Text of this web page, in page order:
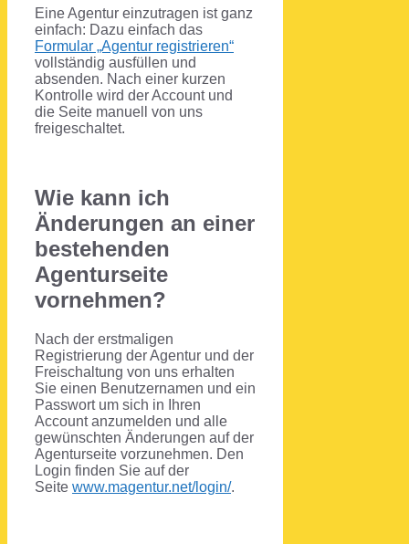
Eine Agentur einzutragen ist ganz
einfach: Dazu einfach das
Formular „Agentur registrieren“
vollständig ausfüllen und
absenden. Nach einer kurzen
Kontrolle wird der Account und
die Seite manuell von uns
freigeschaltet.
Wie kann ich
Änderungen an einer
bestehenden
Agenturseite
vornehmen?
Nach der erstmaligen
Registrierung der Agentur und der
Freischaltung von uns erhalten
Sie einen Benutzernamen und ein
Passwort um sich in Ihren
Account anzumelden und alle
gewünschten Änderungen auf der
Agenturseite vorzunehmen. Den
Login finden Sie auf der
Seite www.magentur.net/login/.